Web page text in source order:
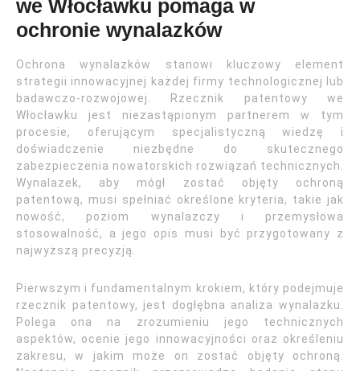
we Włocławku pomaga w
ochronie wynalazków
Ochrona wynalazków stanowi kluczowy element
strategii innowacyjnej każdej firmy technologicznej lub
badawczo-rozwojowej. Rzecznik patentowy we
Włocławku jest niezastąpionym partnerem w tym
procesie, oferującym specjalistyczną wiedzę i
doświadczenie niezbędne do skutecznego
zabezpieczenia nowatorskich rozwiązań technicznych.
Wynalazek, aby mógł zostać objęty ochroną
patentową, musi spełniać określone kryteria, takie jak
nowość, poziom wynalazczy i przemysłowa
stosowalność, a jego opis musi być przygotowany z
najwyższą precyzją.
Pierwszym i fundamentalnym krokiem, który podejmuje
rzecznik patentowy, jest dogłębna analiza wynalazku.
Polega ona na zrozumieniu jego technicznych
aspektów, ocenie jego innowacyjności oraz określeniu
zakresu, w jakim może on zostać objęty ochroną.